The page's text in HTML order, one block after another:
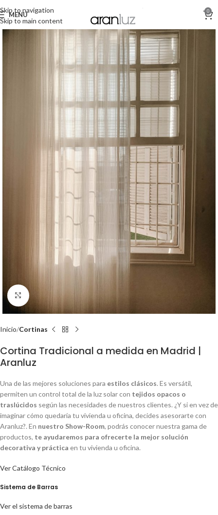
Skip to navigation
Skip to main content
MENU 0
Zoom
Inicio Cortinas
Cortina Tradicional a medida en Madrid |
Aranluz
Una de las mejores soluciones para estilos clásicos. Es versátil,
permiten un control total de la luz solar con tejidos opacos o
traslúcidos según las necesidades de nuestros clientes. ¿Y si en vez de
imaginar cómo quedaría tu vivienda u oficina, decides asesorarte con
Aranluz?. En nuestro Show-Room, podrás conocer nuestra gama de
productos, te ayudaremos para ofrecerte la mejor solución
decorativa y práctica en tu vivienda u oficina.
Ver Catálogo Técnico
Sistema de Barras
Ver el sistema de barras